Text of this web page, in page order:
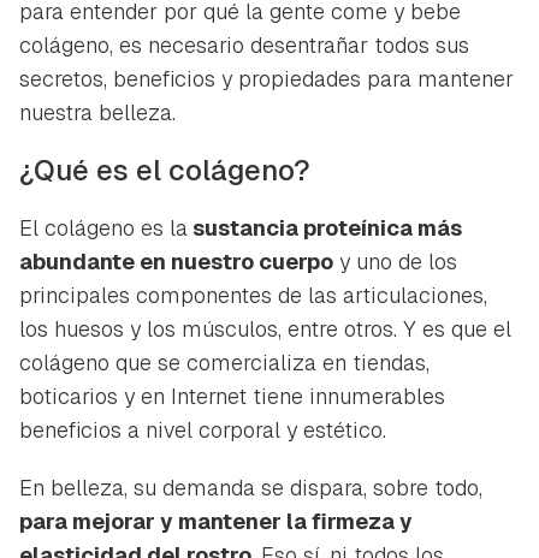
para entender por qué la gente come y bebe
colágeno, es necesario desentrañar todos sus
secretos, beneficios y propiedades para mantener
nuestra belleza.
¿Qué es el colágeno?
El colágeno es la sustancia proteínica más
abundante en nuestro cuerpo y uno de los
principales componentes de las articulaciones,
los huesos y los músculos, entre otros. Y es que el
colágeno que se comercializa en tiendas,
boticarios y en Internet tiene innumerables
beneficios a nivel corporal y estético.
En belleza, su demanda se dispara, sobre todo,
para mejorar y mantener la firmeza y